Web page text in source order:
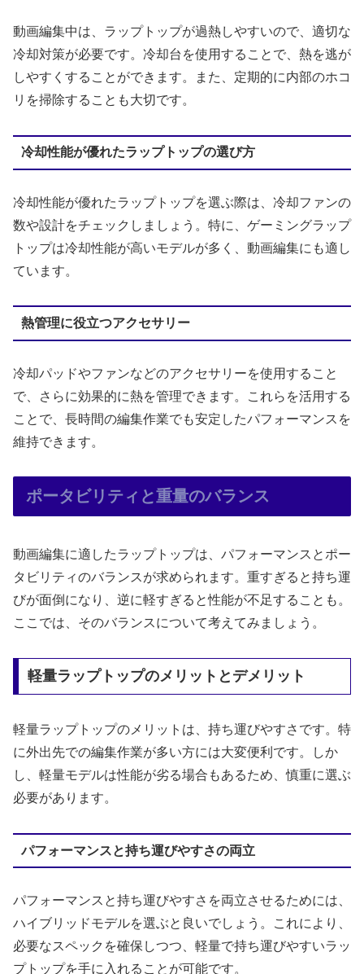
動画編集中は、ラップトップが過熱しやすいので、適切な
冷却対策が必要です。冷却台を使用することで、熱を逃が
しやすくすることができます。また、定期的に内部のホコ
リを掃除することも大切です。
冷却性能が優れたラップトップの選び方
冷却性能が優れたラップトップを選ぶ際は、冷却ファンの
数や設計をチェックしましょう。特に、ゲーミングラップ
トップは冷却性能が高いモデルが多く、動画編集にも適し
ています。
熱管理に役立つアクセサリー
冷却パッドやファンなどのアクセサリーを使用すること
で、さらに効果的に熱を管理できます。これらを活用する
ことで、長時間の編集作業でも安定したパフォーマンスを
維持できます。
ポータビリティと重量のバランス
動画編集に適したラップトップは、パフォーマンスとポー
タビリティのバランスが求められます。重すぎると持ち運
びが面倒になり、逆に軽すぎると性能が不足することも。
ここでは、そのバランスについて考えてみましょう。
軽量ラップトップのメリットとデメリット
軽量ラップトップのメリットは、持ち運びやすさです。特
に外出先での編集作業が多い方には大変便利です。しか
し、軽量モデルは性能が劣る場合もあるため、慎重に選ぶ
必要があります。
パフォーマンスと持ち運びやすさの両立
パフォーマンスと持ち運びやすさを両立させるためには、
ハイブリッドモデルを選ぶと良いでしょう。これにより、
必要なスペックを確保しつつ、軽量で持ち運びやすいラッ
プトップを手に入れることが可能です。